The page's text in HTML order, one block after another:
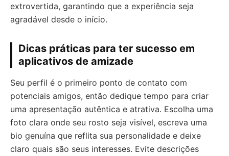
extrovertida, garantindo que a experiência seja
agradável desde o início.
Dicas práticas para ter sucesso em
aplicativos de amizade
Seu perfil é o primeiro ponto de contato com
potenciais amigos, então dedique tempo para criar
uma apresentação autêntica e atrativa. Escolha uma
foto clara onde seu rosto seja visível, escreva uma
bio genuína que reflita sua personalidade e deixe
claro quais são seus interesses. Evite descrições